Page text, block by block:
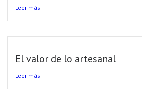
Leer más
El valor de lo artesanal
Leer más